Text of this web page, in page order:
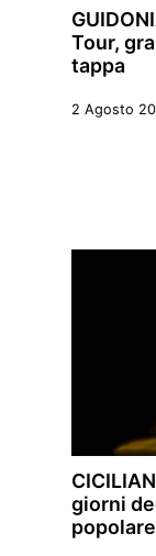
Tour,
tappa
2 Agosto
giorni
popolare